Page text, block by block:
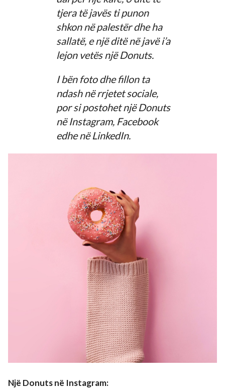
tjera të javës ti punon
shkon në palestër dhe ha
sallatë, e një ditë në javë i’a
lejon vetës një Donuts.
I bën foto dhe fillon ta
ndash në rrjetet sociale,
por si postohet një Donuts
në Instagram, Facebook
edhe në LinkedIn.
Një Donuts në Instagram: